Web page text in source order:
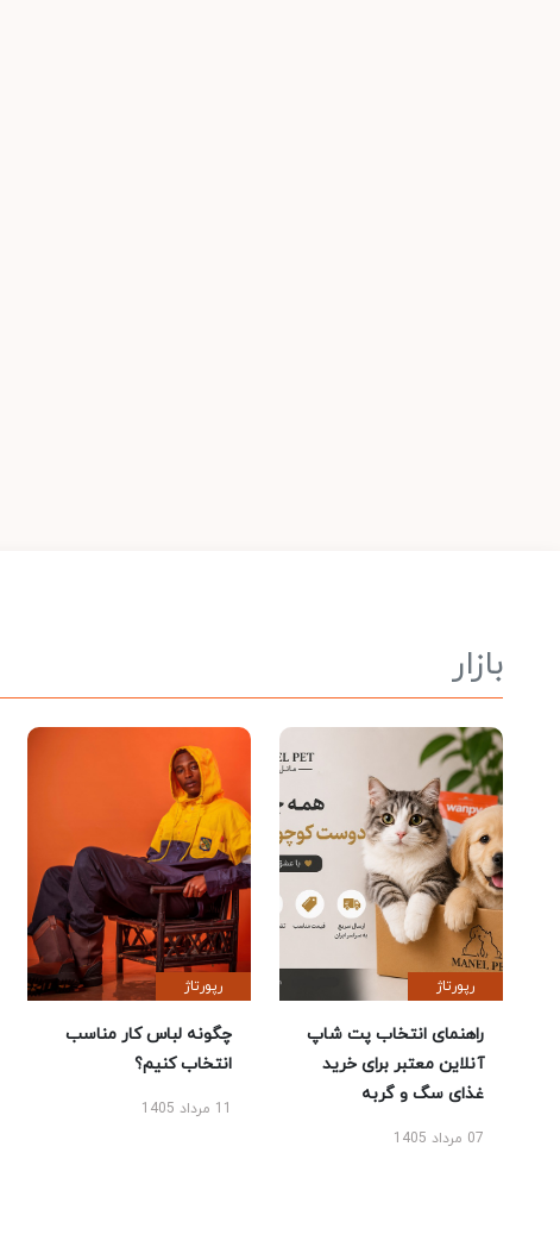
بازار
رپورتاژ
راهنمای انتخاب پت شاپ
آنلاین معتبر برای خرید
غذای سگ و گربه
07 مرداد 1405
رپورتاژ
چگونه لباس کار مناسب
انتخاب کنیم؟
11 مرداد 1405